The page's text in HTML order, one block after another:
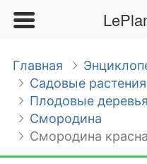
Главная
Садовые растения
Плодовые
Смородина
Смородина